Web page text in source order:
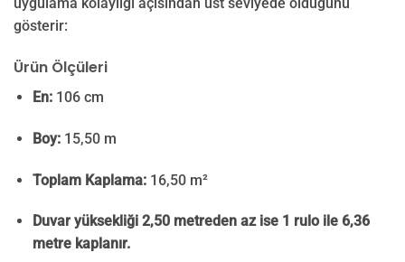
gösterir:
Ürün Ölçüleri
En:106 cm
Boy:15,50 m
Toplam Kaplama:16,50 m²
Duvar yüksekliği 2,50 metreden az ise 1 rulo ile 6,36
metre kaplanır.